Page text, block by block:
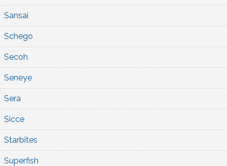
Sansai
Schego
Secoh
Seneye
Sera
Sicce
Starbites
Superfish